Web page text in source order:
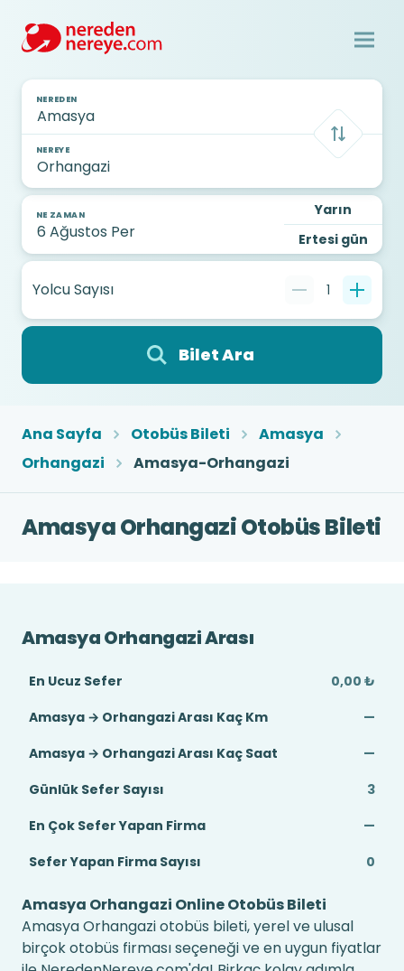
NEREDEN
NEREYE
NE ZAMAN
Yarın
Ertesi gün
Yolcu Sayısı 1
Bilet Ara
Ana Sayfa Otobüs Bileti
Amasya
Orhangazi
Amasya-Orhangazi
Amasya Orhangazi Otobüs Bileti
Amasya Orhangazi Arası
En Ucuz Sefer
0,00 ₺
Amasya → Orhangazi Arası Kaç Km
—
Amasya → Orhangazi Arası Kaç Saat
—
Günlük Sefer Sayısı
3
En Çok Sefer Yapan Firma
—
Sefer Yapan Firma Sayısı
0
Amasya Orhangazi Online Otobüs Bileti
Amasya Orhangazi otobüs bileti, yerel ve ulusal
birçok otobüs firması seçeneği ve en uygun fiyatlar